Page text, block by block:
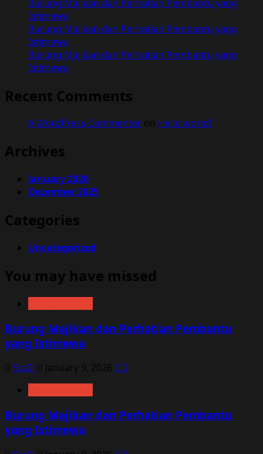
Burung Majikan dan Perhatian Pembantu yang
Istimewa
Burung Majikan dan Perhatian Pembantu yang
Istimewa
Burung Majikan dan Perhatian Pembantu yang
Istimewa
Recent Comments
A WordPress Commenter on Hello world!
Archives
January 2026
December 2025
Categories
Uncategorized
You may have missed
Burung Majikan dan Perhatian Pembantu
yang Istimewa
5ta0j January 9, 2026
0
Burung Majikan dan Perhatian Pembantu
yang Istimewa